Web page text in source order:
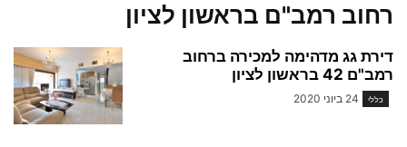
רחוב רמב"ם בראשון לציון
דירת גג מדהימה למכירה ברחוב
רמב"ם 42 בראשון לציון
כללי 24 ביוני 2020